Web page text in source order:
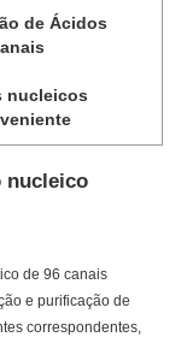
de Ácidos
nucleicos
nucleico
de 96 canais
e purificação de
correspondentes,